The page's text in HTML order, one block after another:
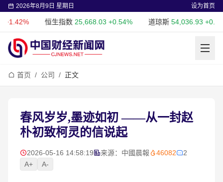
2026年8月9日 星期日 设为首页
恒生指数25,668.03 +0.54% 道琼斯54,036.93 +0.28%
首页 / 公司 / 正文
春风岁岁,墨迹如初 ——从一封赵
朴初致柯灵的信说起
2026-05-16 14:58:19 来源：中國晨報 46082
2
A+
A-